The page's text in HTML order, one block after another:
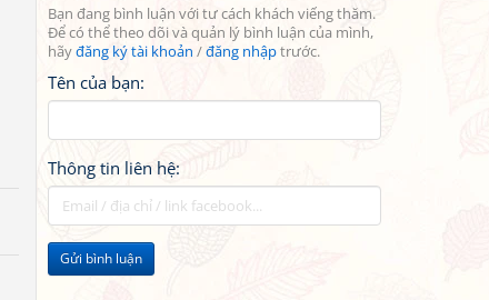
Bạn đang bình luận với tư cách khách viếng thăm.
Để có thể theo dõi và quản lý bình luận của mình,
hãyđăng ký tài khoản /đăng nhậptrước.
Tên của bạn:
Thông tin liên hệ:
Gửi bình luận